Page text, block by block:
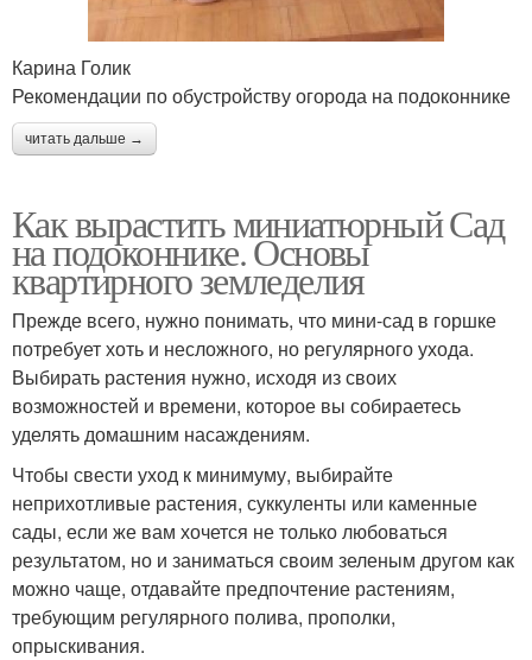
Карина Голик
Рекомендации по обустройству огорода на подоконнике
читать дальше →
Как вырастить миниатюрный Сад
на подоконнике. Основы
квартирного земледелия
Прежде всего, нужно понимать, что мини-сад в горшке
потребует хоть и несложного, но регулярного ухода.
Выбирать растения нужно, исходя из своих
возможностей и времени, которое вы собираетесь
уделять домашним насаждениям.
Чтобы свести уход к минимуму, выбирайте
неприхотливые растения, суккуленты или каменные
сады, если же вам хочется не только любоваться
результатом, но и заниматься своим зеленым другом как
можно чаще, отдавайте предпочтение растениям,
требующим регулярного полива, прополки,
опрыскивания.